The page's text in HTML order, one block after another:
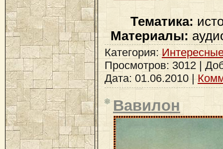
Тематика:
Материалы:
Категория:
Просмотров: 3012 |
Дата: 01.06.2010|
Вавилон